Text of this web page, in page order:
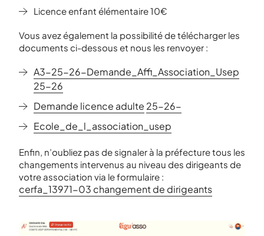
Licence enfant élémentaire 10€
Vous avez également la possibilité de télécharger les
documents ci-dessous et nous les renvoyer :
A3-25-26-Demande_Affi_Association_Usep
25-26
Demande licence adulte 25-26-
Ecole_de_l_association_usep
Enfin, n’oubliez pas de signaler à la préfecture tous les
changements intervenus au niveau des dirigeants de
votre association via le formulaire :
cerfa_13971-03 changement de dirigeants